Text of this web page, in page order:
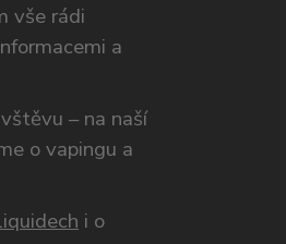
vše rádi
a
– na naší
o vapingu a
i o